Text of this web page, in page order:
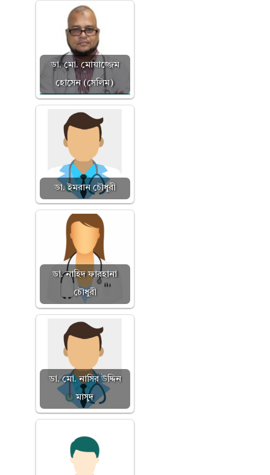
ডা. মো. মোয়াজ্জেম
হোসেন (সেলিম)
ডা. ইমরান চৌধুরী
ডা. নাহিদ ফারহানা
চৌধুরী
ডা. মো. নাসির উদ্দিন
মাসুদ